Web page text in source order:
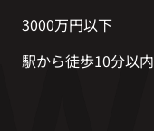
3000万円以下
駅から徒歩10分以内